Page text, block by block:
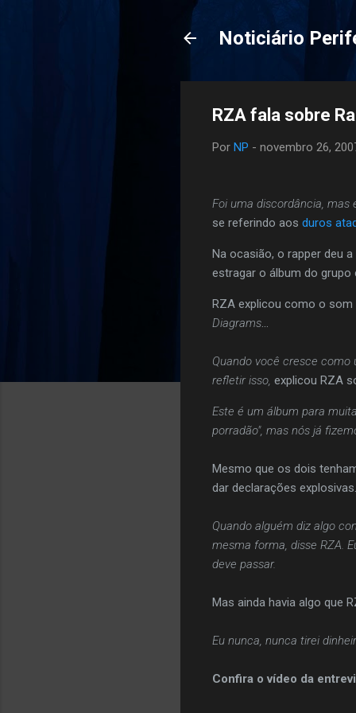
Noticiário
RZA fala sobre
Por NP - novembro 26,
Foi uma discordância, mas
se referindo aos duros
Na ocasião, o rapper deu
estragar o álbum do
RZA explicou como o
Diagrams
Quando você cresce
refletir isso, explicou RZA
Este é um álbum para
porradão", mas nós já
Mesmo que os dois
dar declarações explosivas.
Quando alguém diz algo
mesma forma, disse RZA.
deve passar.
Mas ainda havia algo que
Eu nunca, nunca tirei
Confira o vídeo da